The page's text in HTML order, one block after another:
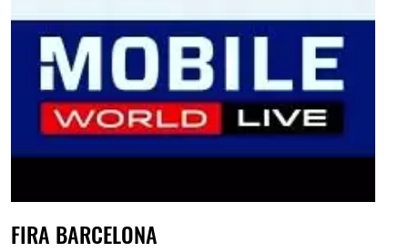
FIRA BARCELONA